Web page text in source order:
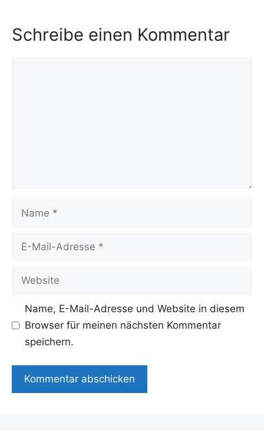
Schreibe einen Kommentar
Name
Adresse
Website
Name, E-Mail-Adresse und Website in diesem
Browser für meinen nächsten Kommentar
speichern.